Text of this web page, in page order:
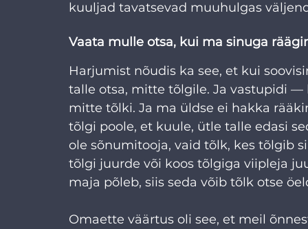
kuuljad tavatsevad muuhulgas
Vaata mulle otsa, kui ma sinuga
Harjumist nõudis ka see, et kui
talle otsa, mitte tõlgile. Ja vastupidi
mitte tõlki. Ja ma üldse ei hakka
tõlgi poole, et kuule, ütle talle edasi
ole sõnumitooja, vaid tõlk, kes tõlgib
tõlgi juurde või koos tõlgiga viipleja
maja põleb, siis seda võib tõlk otse
Omaette väärtus oli see, et meil